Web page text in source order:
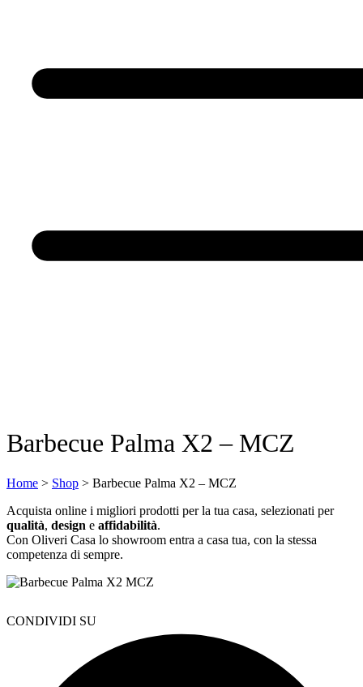
Barbecue Palma X2 – MCZ
Home > Shop > Barbecue Palma X2 – MCZ
Acquista online i migliori prodotti per la tua casa, selezionati per
qualità, design e affidabilità.
Con Oliveri Casa lo showroom entra a casa tua, con la stessa
competenza di sempre.
CONDIVIDI SU